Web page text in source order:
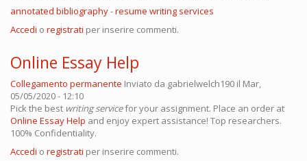
annotated bibliography-resume writing services
Accedi o registrati per inserire commenti.
Online Essay Help
Collegamento permanente Inviato da gabrielwelch190 il Mar,
05/05/2020 - 12:10
Pick the best writing servicefor your assignment. Place an order at
Online Essay Help and enjoy expert assistance! Top researchers.
100% Confidentiality.
Accedi o registrati per inserire commenti.